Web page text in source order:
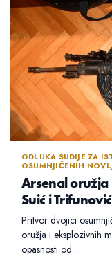
ODLUKA SUDIJE ZA
OSUMNJIČENIH
Arsenal
Suić i
Pritvor dvojici
oružja i eksplozivnih
opasnosti od...